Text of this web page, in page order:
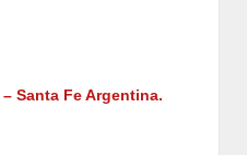
– Santa Fe Argentina.